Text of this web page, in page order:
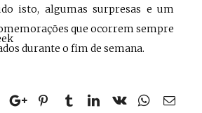
isto, algumas surpresas e um
que ocorrem sempre
durante o fim de semana.